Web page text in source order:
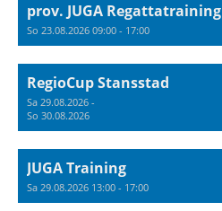
prov. JUGA Regattatraining
So 23.08.2026 09:00 - 17:00
RegioCup Stansstad
Sa 29.08.2026 -
So 30.08.2026
JUGA Training
Sa 29.08.2026 13:00 - 17:00